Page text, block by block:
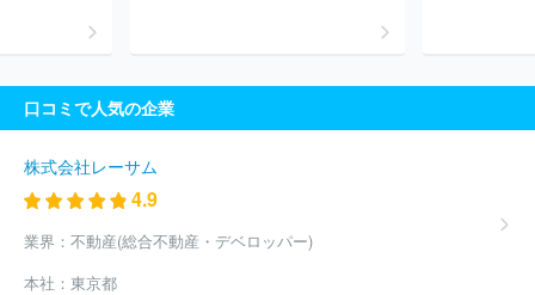
口コミで人気の企業
株式会社レーサム
4.9
業界： 不動産(総合不動産・デベロッパー)
本社： 東京都